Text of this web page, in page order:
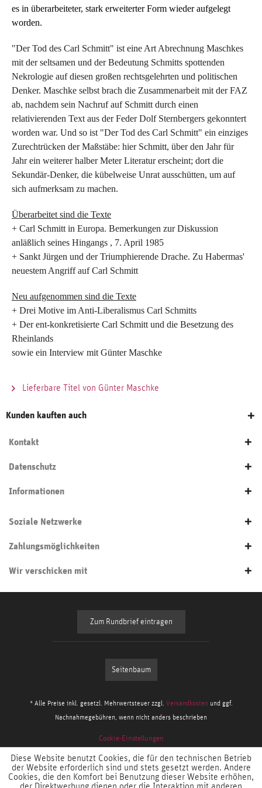
es in überarbeiteter, stark erweiterter Form wieder aufgelegt
worden.
"Der Tod des Carl Schmitt" ist eine Art Abrechnung Maschkes
mit der seltsamen und der Bedeutung Schmitts spottenden
Nekrologie auf diesen großen rechtsgelehrten und politischen
Denker. Maschke selbst brach die Zusammenarbeit mit der FAZ
ab, nachdem sein Nachruf auf Schmitt durch einen
relativierenden Text aus der Feder Dolf Sternbergers gekonntert
worden war. Und so ist "Der Tod des Carl Schmitt" ein einziges
Zurechtrücken der Maßstäbe: hier Schmitt, über den Jahr für
Jahr ein weiterer halber Meter Literatur erscheint; dort die
Sekundär-Denker, die kübelweise Unrat ausschütten, um auf
sich aufmerksam zu machen.
Überarbeitet sind die Texte
+ Carl Schmitt in Europa. Bemerkungen zur Diskussion
anläßlich seines Hingangs , 7. April 1985
+ Sankt Jürgen und der Triumphierende Drache. Zu Habermas'
neuestem Angriff auf Carl Schmitt
Neu aufgenommen sind die Texte
+ Drei Motive im Anti-Liberalismus Carl Schmitts
+ Der ent-konkretisierte Carl Schmitt und die Besetzung des
Rheinlands
sowie ein Interview mit Günter Maschke
Lieferbare Titel von Günter Maschke
Kunden kauften auch
Kontakt
Datenschutz
Informationen
Soziale Netzwerke
Zahlungsmöglichkeiten
Wir verschicken mit
Zum Rundbrief eintragen
Seitenbaum
* Alle Preise inkl. gesetzl. Mehrwertsteuer zzgl. Versandkosten und ggf.
Nachnahmegebühren, wenn nicht anders beschrieben
Cookie-Einstellungen
Diese Website benutzt Cookies, die für den technischen Betrieb
der Website erforderlich sind und stets gesetzt werden. Andere
Cookies, die den Komfort bei Benutzung dieser Website erhöhen,